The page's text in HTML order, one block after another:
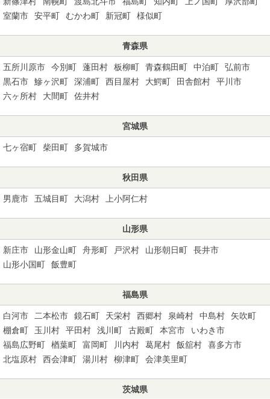
室蘭市
安平町 むかわ町 新冠町 様似町
青森県
五所川原市 今別町 蓬田村 板柳町 青森鶴田町 中泊町
弘前市
黒石市
鰺ヶ沢町 深浦町 西目屋村 大鰐町 田舎館村
平川市
六ヶ所村
大間町 佐井村
宮城県
七ヶ宿町 柴田町 多賀城市
秋田県
男鹿市 五城目町 大潟村 上小阿仁村
山形県
新庄市 山形金山町 舟形町 戸沢村 山形朝日町
長井市
山形小国町
飯豊町
福島県
白河市 二本松市 鏡石町 天栄村 西郷村 泉崎村 中島村
矢吹町
棚倉町
玉川村 平田村 浅川町 古殿町 本宮市
いわき市
福島広野町
楢葉町 富岡町 川内村 葛尾村 飯舘村
喜多方市
北塩原村
西会津町 湯川村 柳津町 会津美里町
茨城県